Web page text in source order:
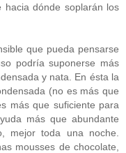
hacia dónde soplarán los
que pueda pensarse
podría suponerse más
y nata. En ésta la
(no es más que
más que suficiente para
más que abundante
mejor toda una noche.
mousses de chocolate,